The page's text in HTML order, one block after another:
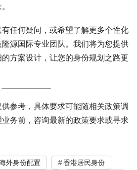
任何疑问，或希望了解更多个性化
源国际专业团队。我们将为您提供
方案设计，让您的身份规划之路更
供参考，具体要求可能随相关政策调
务前，咨询最新的政策要求或寻求
外身份配置
香港居民身份